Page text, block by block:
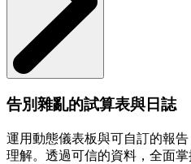
告別雜亂的試算表與日誌
運用動態儀表板與可自訂的報
理解。透過可信的資料，全面